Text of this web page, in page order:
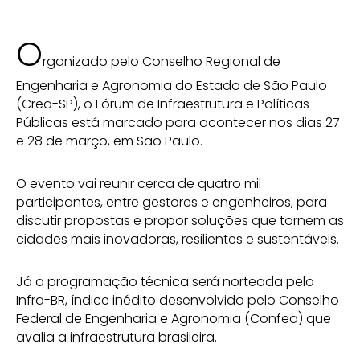
Organizado pelo Conselho Regional de
Engenharia e Agronomia do Estado de São Paulo
(Crea-SP), o Fórum de Infraestrutura e Políticas
Públicas está marcado para acontecer nos dias 27
e 28 de março, em São Paulo.
O evento vai reunir cerca de quatro mil
participantes, entre gestores e engenheiros, para
discutir propostas e propor soluções que tornem as
cidades mais inovadoras, resilientes e sustentáveis.
Já a programação técnica será norteada pelo
Infra-BR, índice inédito desenvolvido pelo Conselho
Federal de Engenharia e Agronomia (Confea) que
avalia a infraestrutura brasileira.